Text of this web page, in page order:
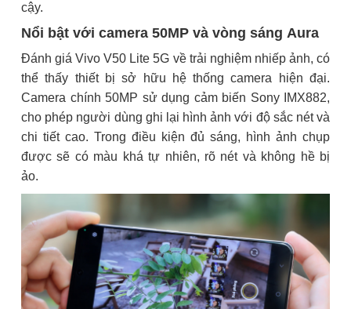
cậy.
Nổi bật với camera 50MP và vòng sáng Aura
Đánh giá Vivo V50 Lite 5G về trải nghiệm nhiếp ảnh, có
thể thấy thiết bị sở hữu hệ thống camera hiện đại.
Camera chính 50MP sử dụng cảm biến Sony IMX882,
cho phép người dùng ghi lại hình ảnh với độ sắc nét và
chi tiết cao. Trong điều kiện đủ sáng, hình ảnh chụp
được sẽ có màu khá tự nhiên, rõ nét và không hề bị
ảo.